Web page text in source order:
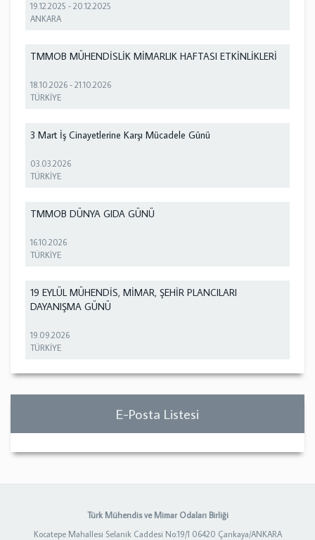
19.12.2025 -20.12.2025
ANKARA
TMMOB MÜHENDİSLİK MİMARLIK HAFTASI ETKİNLİKLERİ
18.10.2026 -21.10.2026
TÜRKİYE
3 Mart İş Cinayetlerine Karşı Mücadele Günü
03.03.2026
TÜRKİYE
TMMOB DÜNYA GIDA GÜNÜ
16.10.2026
TÜRKİYE
19 EYLÜL MÜHENDİS, MİMAR, ŞEHİR PLANCILARI
DAYANIŞMA GÜNÜ
19.09.2026
TÜRKİYE
E-Posta Listesi
Türk Mühendis ve Mimar Odaları Birliği
Kocatepe Mahallesi Selanik Caddesi No:19/1 06420 Çankaya/ANKARA